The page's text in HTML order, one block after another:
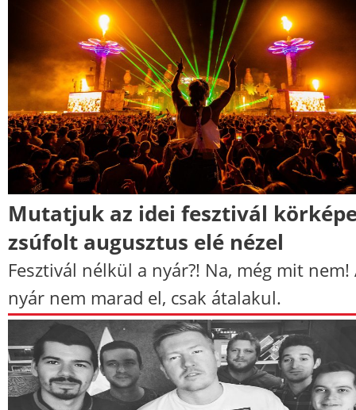
Mutatjuk az idei fesztivál
zsúfolt augusztus elé nézel
Fesztivál nélkül a nyár?! Na, még mit nem!
nyár nem marad el, csak átalakul.